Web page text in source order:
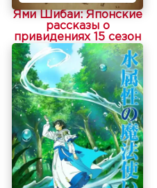
Ями Шибаи: Японские
рассказы о
привидениях 15 сезон